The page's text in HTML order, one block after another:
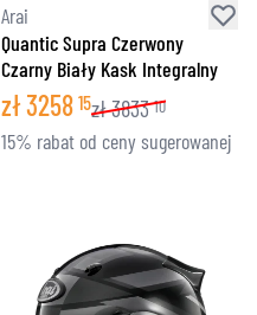
Arai
Quantic Supra Czerwony
Czarny Biały Kask Integralny
zł3258 15zł3833 10
15% rabat od ceny sugerowanej